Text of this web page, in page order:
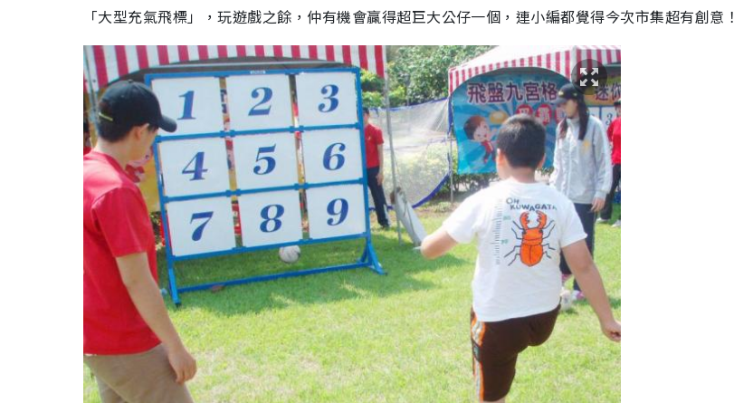
「大型充氣飛標」，玩遊戲之餘，仲有機會贏得超巨大公仔一個，連小編都覺得今次市集超有創意！